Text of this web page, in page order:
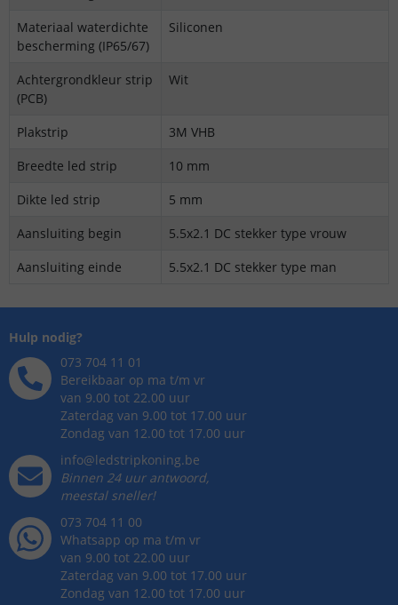
Materiaal waterdichte
bescherming (IP65/67)
Siliconen
Achtergrondkleur strip
(PCB)
Wit
Plakstrip
3M VHB
Breedte led strip
10 mm
Dikte led strip
5 mm
Aansluiting begin
5.5x2.1 DC stekker type vrouw
Aansluiting einde
5.5x2.1 DC stekker type man
Hulp nodig?
073 704 11 01
Bereikbaar op ma t/m vr
van 9.00 tot 22.00 uur
Zaterdag van 9.00 tot 17.00 uur
Zondag van 12.00 tot 17.00 uur
info@ledstripkoning.be
Binnen 24 uur antwoord,
meestal sneller!
073 704 11 00
Whatsapp op ma t/m vr
van 9.00 tot 22.00 uur
Zaterdag van 9.00 tot 17.00 uur
Zondag van 12.00 tot 17.00 uur